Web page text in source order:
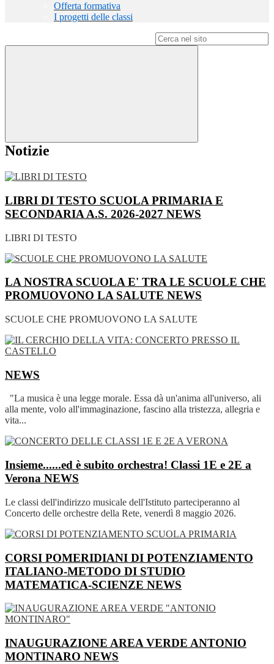
Offerta formativa
I progetti delle classi
Notizie
LIBRI DI TESTO SCUOLA PRIMARIA E
SECONDARIA A.S. 2026-2027 NEWS
LIBRI DI TESTO
LA NOSTRA SCUOLA E' TRA LE SCUOLE CHE
PROMUOVONO LA SALUTE NEWS
SCUOLE CHE PROMUOVONO LA SALUTE
NEWS
"La musica è una legge morale. Essa dà un'anima all'universo, ali
alla mente, volo all'immaginazione, fascino alla tristezza, allegria e
vita...
Insieme......ed è subito orchestra! Classi 1E e 2E a
Verona NEWS
Le classi dell'indirizzo musicale dell'Istituto parteciperanno al
Concerto delle orchestre della Rete, venerdì 8 maggio 2026.
CORSI POMERIDIANI DI POTENZIAMENTO
ITALIANO-METODO DI STUDIO
MATEMATICA-SCIENZE NEWS
INAUGURAZIONE AREA VERDE ANTONIO
MONTINARO NEWS